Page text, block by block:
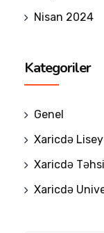
Nisan 2024
Kategoriler
Genel
Xaricdə Lisey
Xaricdə
Xaricdə